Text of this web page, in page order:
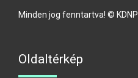
Minden jog fenntartva! © KDNP
Oldaltérkép